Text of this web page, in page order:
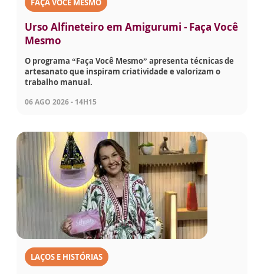
FAÇA VOCÊ MESMO
Urso Alfineteiro em Amigurumi - Faça Você
Mesmo
O programa “Faça Você Mesmo” apresenta técnicas de
artesanato que inspiram criatividade e valorizam o
trabalho manual.
06 AGO 2026 - 14H15
LAÇOS E HISTÓRIAS